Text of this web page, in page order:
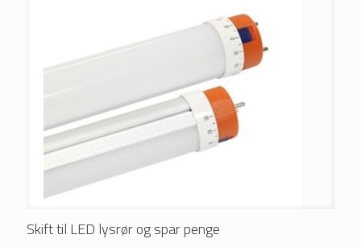
Skift til LED lysrør og spar penge